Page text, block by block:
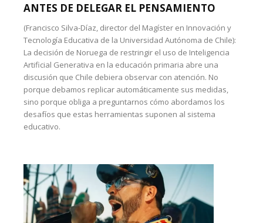
ANTES DE DELEGAR EL PENSAMIENTO
(Francisco Silva-Díaz, director del Magíster en Innovación y
Tecnología Educativa de la Universidad Autónoma de Chile):
La decisión de Noruega de restringir el uso de Inteligencia
Artificial Generativa en la educación primaria abre una
discusión que Chile debiera observar con atención. No
porque debamos replicar automáticamente sus medidas,
sino porque obliga a preguntarnos cómo abordamos los
desafíos que estas herramientas suponen al sistema
educativo.